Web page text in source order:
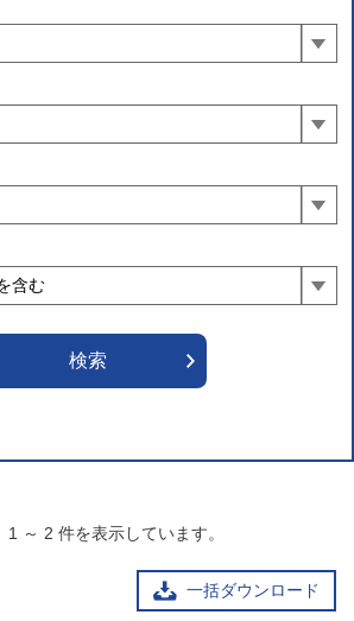
1 ～ 2 件を表示しています。
一括ダウンロード